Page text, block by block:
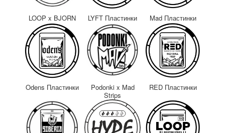
LOOP x BJORN LYFT Пластинки Mad Пластинки
Odens Пластинки
Podonki x Mad
Strips
RED Пластинки